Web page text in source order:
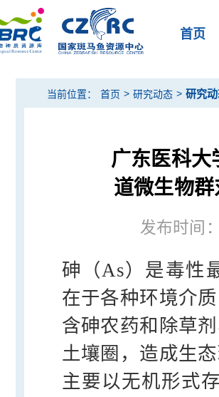
首页
当前位置： 首页 > 研究动态 > 研究
广东医科大
道微生物
发布时间
砷（As）是毒性
在于各种环境介
含砷农药和除草
土壤圈，造成生
主要以无机形式